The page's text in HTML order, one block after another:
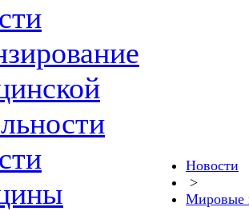
Новости
>
Мировые